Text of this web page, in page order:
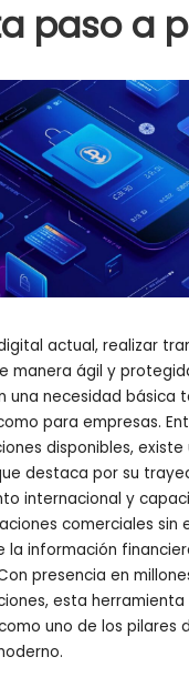
paso a
actual, realizar
manera ágil y
una necesidad básica
para empresas.
disponibles, existe
destaca por su
internacional y
comerciales sin
la información
presencia en
esta herramienta
uno de los pilares